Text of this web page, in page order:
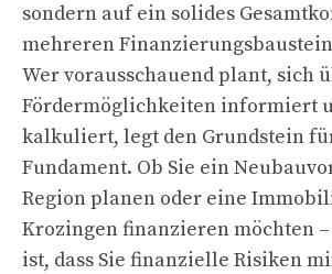
sondern auf ein solides
mehreren
Wer vorausschauend plant, sich
Fördermöglichkeiten informiert
kalkuliert, legt den Grundstein
Fundament. Ob Sie ein
Region planen oder eine
Krozingen finanzieren möchten
ist, dass Sie finanzielle Risiken